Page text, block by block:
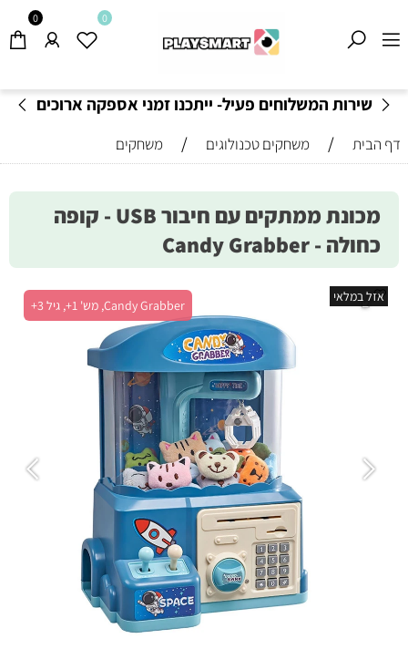
שירות המשלוחים פעיל- ייתכנו זמני אספקה ארוכים
0 0
דף הבית / משחקים טכנולוגים / משחקים
מכונת ממתקים עם חיבור USB - קופה
כחולה - Candy Grabber
Candy Grabber, מש' 1+, גיל 3+
אזל במלאי